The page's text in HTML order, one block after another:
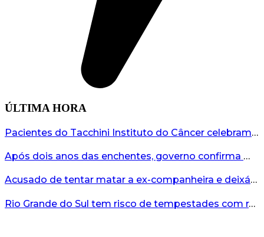
ÚLTIMA HORA
Pacientes do Tacchini Instituto do Câncer celebram Dia dos Pais com cuidado e relaxamento...
Após dois anos das enchentes, governo confirma mais de R$19 milhões para nova ponte no Vale do Taquari...
Acusado de tentar matar a ex-companheira e deixá-la paraplégica é condenado na Serra Gaúcha...
Rio Grande do Sul tem risco de tempestades com rajadas de ventos nos próximos dias...